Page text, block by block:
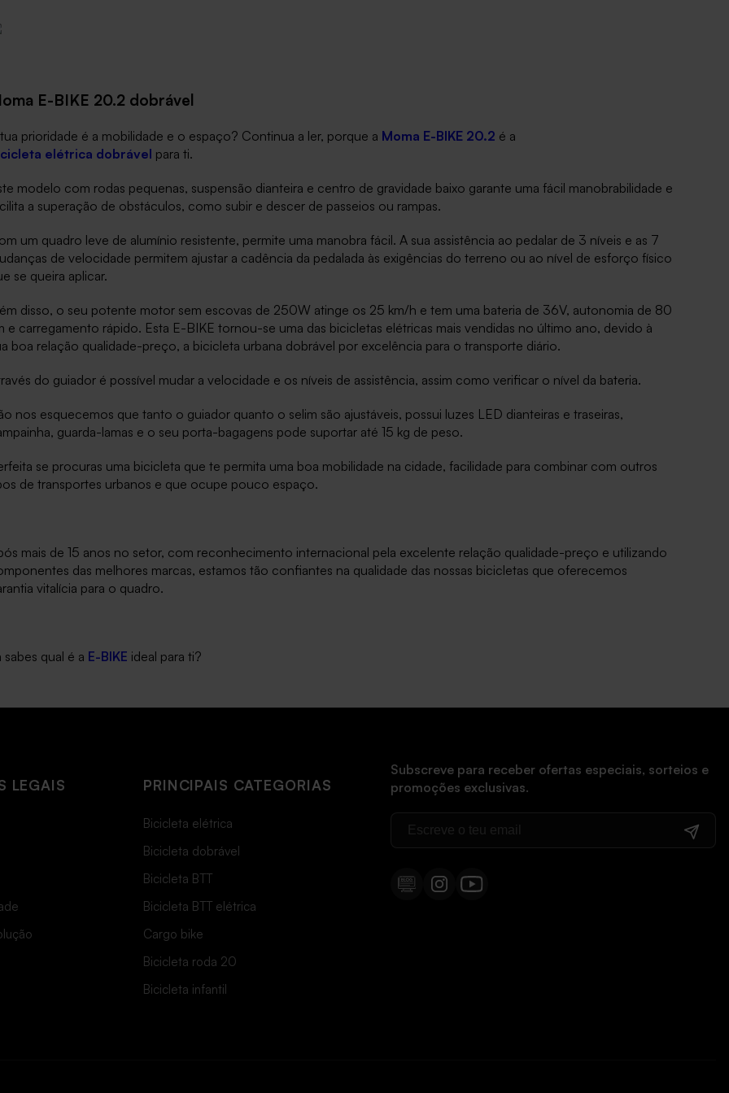
E-BIKE 20.2 dobrável
prioridade é a mobilidade e o espaço? Continua a ler, porque a Moma E-BIKE 20.2 é a
elétrica dobrável para ti.
modelo com rodas pequenas, suspensão dianteira e centro de gravidade baixo garante uma fácil manobrabilidade e
a superação de obstáculos, como subir e descer de passeios ou rampas.
um quadro leve de alumínio resistente, permite uma manobra fácil. A sua assistência ao pedalar de 3 níveis e as 7
de velocidade permitem ajustar a cadência da pedalada às exigências do terreno ou ao nível de esforço físico
se queira aplicar.
disso, o seu potente motor sem escovas de 250W atinge os 25 km/h e tem uma bateria de 36V, autonomia de 80
e carregamento rápido. Esta E-BIKE tornou-se uma das bicicletas elétricas mais vendidas no último ano, devido à
boa relação qualidade-preço, a bicicleta urbana dobrável por excelência para o transporte diário.
do guiador é possível mudar a velocidade e os níveis de assistência, assim como verificar o nível da bateria.
nos esquecemos que tanto o guiador quanto o selim são ajustáveis, possui luzes LED dianteiras e traseiras,
guarda-lamas e o seu porta-bagagens pode suportar até 15 kg de peso.
se procuras uma bicicleta que te permita uma boa mobilidade na cidade, facilidade para combinar com outros
de transportes urbanos e que ocupe pouco espaço.
mais de 15 anos no setor, com reconhecimento internacional pela excelente relação qualidade-preço e utilizando
das melhores marcas, estamos tão confiantes na qualidade das nossas bicicletas que oferecemos
vitalícia para o quadro.
sabes qual é a E-BIKE ideal para ti?
LEGAIS PRINCIPAIS CATEGORIAS
Bicicleta elétrica
Bicicleta dobrável
Bicicleta BTT
Bicicleta BTT elétrica
Cargo bike
Bicicleta roda 20
Bicicleta infantil
Subscreve para receber ofertas especiais, sorteios e
promoções exclusivas.